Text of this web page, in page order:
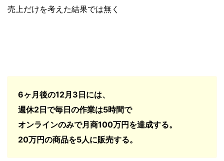
売上だけを考えた結果では無く
6ヶ月後の12月3日には、
週休2日で毎日の作業は5時間で
オンラインのみで月商100万円を達成する。
20万円の商品を5人に販売する。